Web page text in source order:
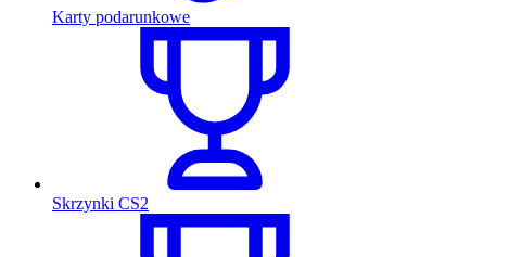
Karty podarunkowe
Skrzynki CS2